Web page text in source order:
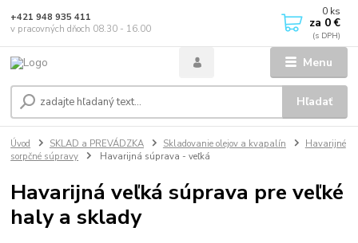
Menu
Hľadať
+421 948 935 411
v pracovných dňoch 08.30 - 16.00
0 ks
za 0 €
Úvod SKLAD a PREVÁDZKA Skladovanie olejov a kvapalín
Havarijné
sorpčné súpravy
Havarijná súprava - veľká
Havarijná veľká súprava pre veľké
haly a sklady